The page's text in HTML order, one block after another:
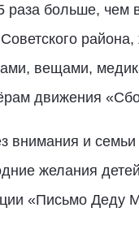
раза больше, чем
вещами,
движения
внимания и
желания
«Письмо Деду